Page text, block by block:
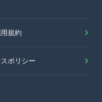
規約
ポリシー